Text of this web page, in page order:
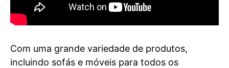
Com uma grande variedade de produtos,
incluindo sofás e móveis para todos os